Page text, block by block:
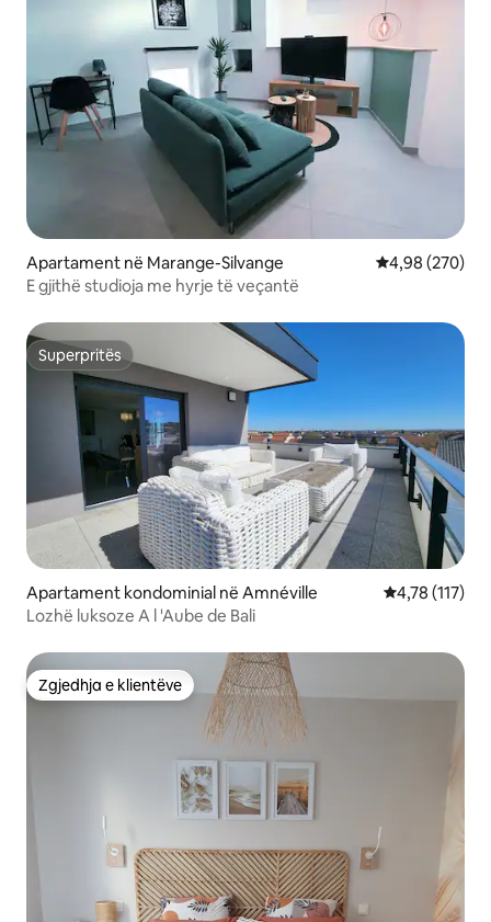
Apartament në Marange-Silvange Vlerësimi
4,98 (270)
E gjithë studioja me hyrje të veçantë
Superpritës
Superpritës
Apartament kondominial në Amnéville Vlerësimi
4,78 (117)
Lozhë luksoze A l 'Aube de Bali
Zgjedhja e klientëve
Zgjedhja e klientëve